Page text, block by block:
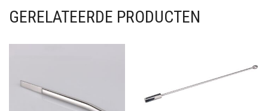
GERELATEERDE PRODUCTEN